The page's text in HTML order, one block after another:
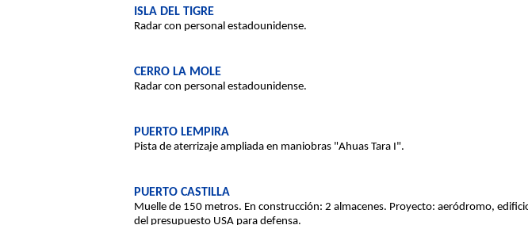
ISLA DEL TIGRE
Radar con personal estadounidense.
CERRO LA MOLE
Radar con personal estadounidense.
PUERTO LEMPIRA
Pista de aterrizaje ampliada en maniobras "Ahuas Tara I".
PUERTO CASTILLA
Muelle de 150 metros. En construcción: 2 almacenes. Proyecto: aeródromo,
del presupuesto USA para defensa.